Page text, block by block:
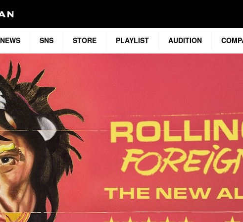
NEWS SNS STORE PLAYLIST AUDITION